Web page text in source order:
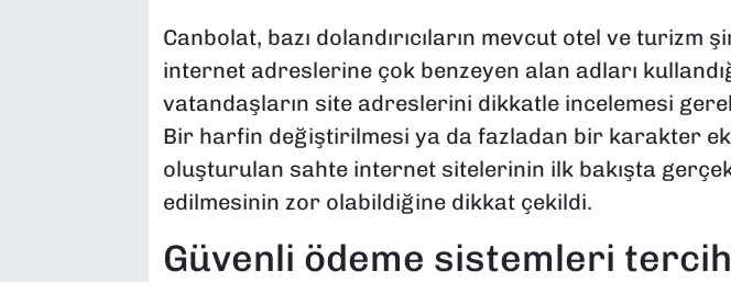
Canbolat, bazı dolandırıcıların mevcut otel ve turizm
internet adreslerine çok benzeyen alan adları
vatandaşların site adreslerini dikkatle incelemesi
Bir harfin değiştirilmesi ya da fazladan bir karakter
oluşturulan sahte internet sitelerinin ilk bakışta
edilmesinin zor olabildiğine dikkat çekildi.
Güvenli ödeme sistemleri